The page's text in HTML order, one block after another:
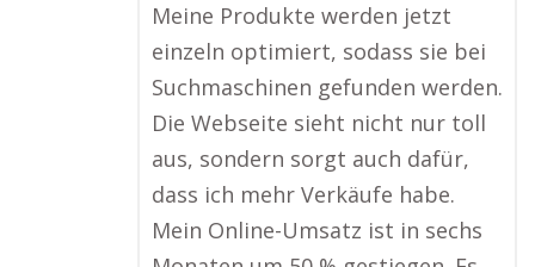
Meine Produkte werden jetzt
einzeln optimiert, sodass sie bei
Suchmaschinen gefunden werden.
Die Webseite sieht nicht nur toll
aus, sondern sorgt auch dafür,
dass ich mehr Verkäufe habe.
Mein Online-Umsatz ist in sechs